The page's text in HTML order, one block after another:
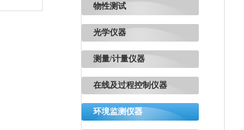
物性测试
光学仪器
测量/计量仪器
在线及过程控制仪器
环境监测仪器